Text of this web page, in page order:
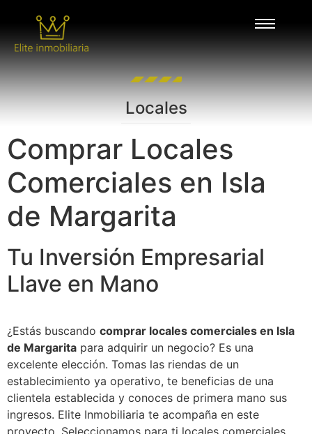
Locales
Comprar Locales
Comerciales en Isla
de Margarita
Tu Inversión Empresarial
Llave en Mano
¿Estás buscando comprar locales comerciales en Isla
de Margarita para adquirir un negocio? Es una
excelente elección. Tomas las riendas de un
establecimiento ya operativo, te beneficias de una
clientela establecida y conoces de primera mano sus
ingresos. Elite Inmobiliaria te acompaña en este